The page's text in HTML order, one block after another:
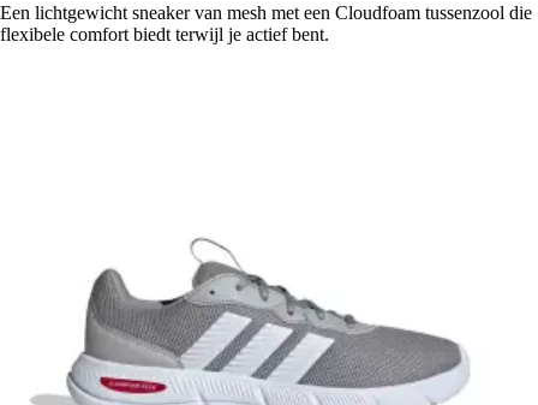
Een lichtgewicht sneaker van mesh met een Cloudfoam tussenzool die
flexibele comfort biedt terwijl je actief bent.